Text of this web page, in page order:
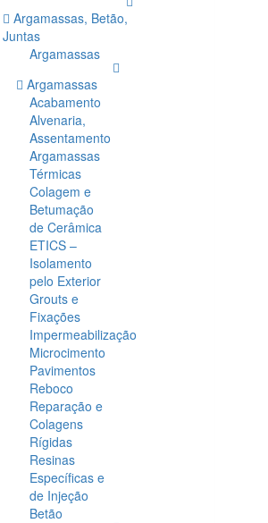
Argamassas, Betão,
Juntas
Argamassas
Argamassas
Acabamento
Alvenaria,
Assentamento
Argamassas
Térmicas
Colagem e
Betumação
de Cerâmica
ETICS –
Isolamento
pelo Exterior
Grouts e
Fixações
Impermeabilização
Microcimento
Pavimentos
Reboco
Reparação e
Colagens
Rígidas
Resinas
Específicas e
de Injeção
Betão